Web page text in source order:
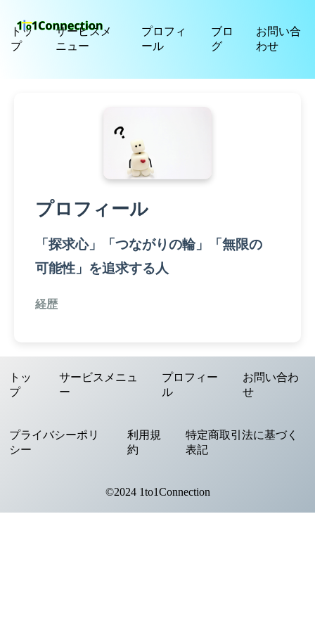
トッ
プ
サービスメ
ニュー
プロフィ
ール
ブロ
グ
お問い合
わせ
プロフィール
「探求心」「つながりの輪」「無限の
可能性」を追求する人
経歴
トッ
プ
サービスメニュ
ー
プロフィー
ル
お問い合わ
せ
プライバシーポリ
シー
利用規
約
特定商取引法に基づく
表記
©2024 1to1Connection